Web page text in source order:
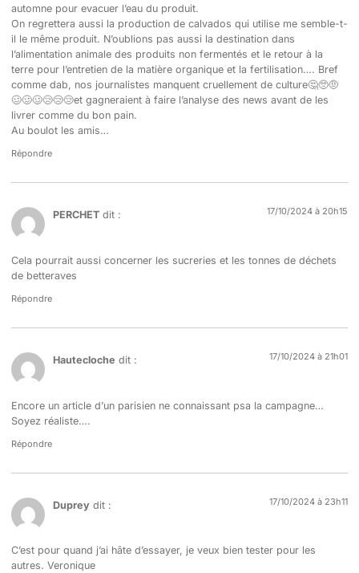
automne pour evacuer l’eau du produit.
On regrettera aussi la production de calvados qui utilise me semble-t-
il le même produit. N’oublions pas aussi la destination dans
l’alimentation animale des produits non fermentés et le retour à la
terre pour l’entretien de la matière organique et la fertilisation…. Bref
comme dab, nos journalistes manquent cruellement de culture🤔🥺🤨
🥴🥴🥴😢😢😢et gagneraient à faire l’analyse des news avant de les
livrer comme du bon pain.
Au boulot les amis…
Répondre
PERCHET dit : 17/10/2024 à 20h15
Cela pourrait aussi concerner les sucreries et les tonnes de déchets
de betteraves
Répondre
Hautecloche dit : 17/10/2024 à 21h01
Encore un article d’un parisien ne connaissant psa la campagne…
Soyez réaliste….
Répondre
Duprey dit : 17/10/2024 à 23h11
C’est pour quand j’ai hâte d’essayer, je veux bien tester pour les
autres. Veronique